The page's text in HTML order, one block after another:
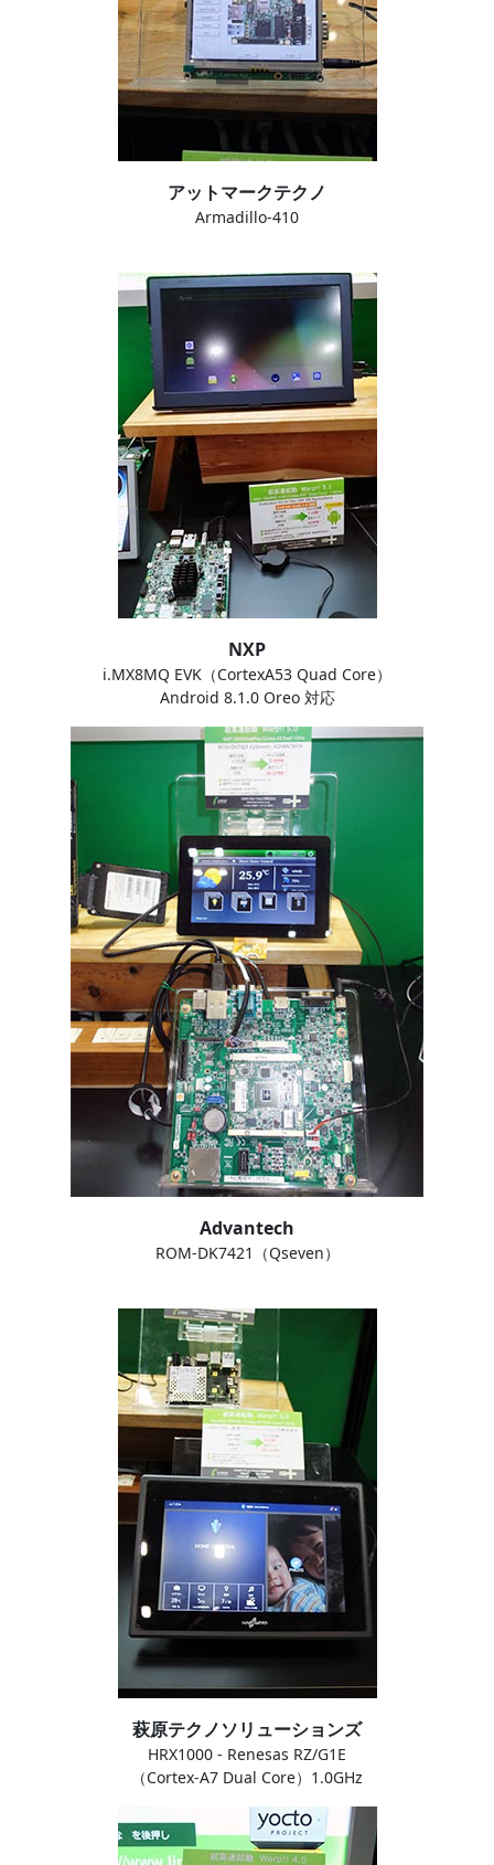
アットマークテクノ
Armadillo-410
NXP
i.MX8MQ EVK（CortexA53 Quad Core）
Android 8.1.0 Oreo 対応
Advantech
ROM-DK7421（Qseven）
萩原テクノソリューションズ
HRX1000 - Renesas RZ/G1E
（Cortex-A7 Dual Core）1.0GHz